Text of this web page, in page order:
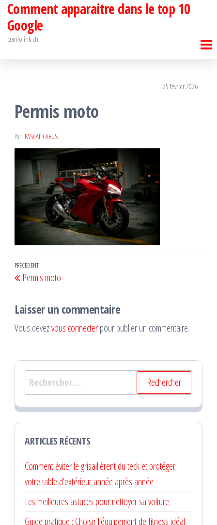
Passer
contenu
Comment apparaitre dans le top 10
Google
craniolink.ch
25 février 2026
Permis moto
Par PASCAL CABUS
Navigation
de
l’article
Article
précédent
PRÉCÉDENT
Permis moto
Laisser un commentaire
Vous devezvous connecterpour publier un commentaire.
Rechercher :
ARTICLES RÉCENTS
Comment éviter le grisaillèrent du teck et protéger
votre table d’extérieur année après année
Les meilleures astuces pour nettoyer sa voiture
Guide pratique : Choisir l’équipement de fitness idéal